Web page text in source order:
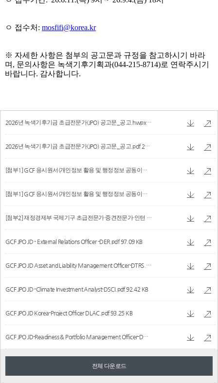
2026년 녹색기후기금 초급전문가(JPO) 공고문_공고.hwpx
57.29 KB
2026년 녹색기후기금 초급전문가(JPO) 공고문_공고.pdf 272.62 KB
[첨부1] GCF 응시원서(개인정보 활용 및 행정정보 공동이용 동의).docx 30.16 KB
[첨부1] GCF 응시원서(개인정보 활용 및 행정정보 공동이용 동의).hwpx 53.97 KB
[첨부2] 재정경제부 국제기구 초급전문가·중견전문가·인턴 파견 및 관리 규정(재정경제부예규)(제155호)(20260524).pdf
GCF JPO JD - External Relations Officer -DER.pdf97.09 KB
GCF JPO JD Asset and Liability Management Officer-DTRS.pdf
GCF JPO JD -Climate Investment Analyst-DSCI.pdf92.42 KB
GCF JPO JD Korea-Project Officer DLAC.pdf93.25 KB
GCF JPO JD-Readiness & Portfolio Management Officer-DAPAC.pdf 101.41 KB
전체 다운로드